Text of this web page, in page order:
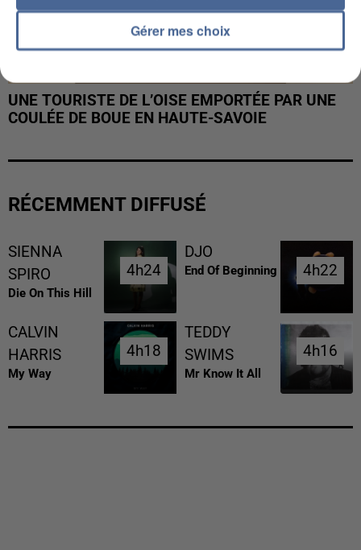
UNE TOURISTE DE L’OISE EMPORTÉE PAR UNE
COULÉE DE BOUE EN HAUTE-SAVOIE
RÉCEMMENT DIFFUSÉ
SIENNA
SPIRO
Die On This Hill
4h24
4h24
DJO
End Of Beginning 4h22
4h22
CALVIN
HARRIS
My Way
4h18
4h18
TEDDY
SWIMS
Mr Know It All
4h16
4h16
Gérer mes choix